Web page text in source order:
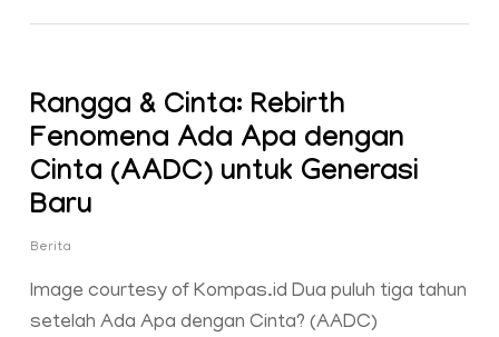
Rangga & Cinta: Rebirth
Fenomena Ada Apa dengan
Cinta (AADC) untuk Generasi
Baru
Berita
Image courtesy of Kompas.id Dua puluh tiga tahun
setelah Ada Apa dengan Cinta? (AADC)